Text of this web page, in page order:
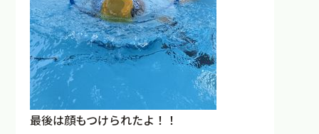
最後は顔もつけられたよ！！